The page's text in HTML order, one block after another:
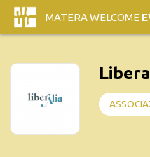
MATERA WELCOME